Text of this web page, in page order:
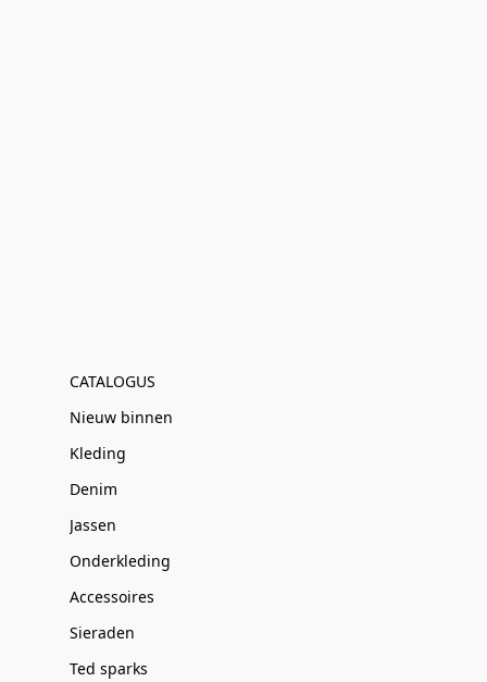
CATALOGUS
Nieuw binnen
Kleding
Denim
Jassen
Onderkleding
Accessoires
Sieraden
Ted sparks